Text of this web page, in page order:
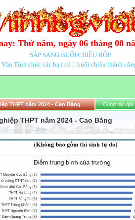
Thứ năm, ngày 06 tháng 08
SẮP SANG BUỔI CHIỀU RỒI!
Văn Tình chúc các bạn có 1 buổi chiều thành
THPT năm 2024 - Cao Bằng Cùng tác giả
THPT năm 2024 - Cao Bằng